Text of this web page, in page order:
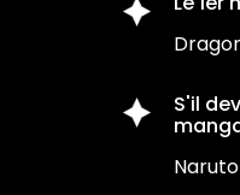
S'il
Naruto